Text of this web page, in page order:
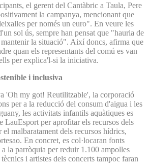
el gerent del Cantàbric a Taula, Pere
la campanya, mencionant que
per només un euro". En veure les
sol ús, sempre han pensat que "hauria de
la situació". Així doncs, afirma que
quan els representants del comú es van
per explica'l-si la iniciativa.
i inclusiva
'Oh my got! Reutilitzable', la corporació
per a la reducció del consum d'aigua i les
les activitats infantils aquàtiques es
LauEsport per aprofitar els recursos dels
el malbaratament dels recursos hídrics,
En concret, es col·locaran fonts
la parròquia per reduir 1.100 ampolles
i artistes dels concerts tampoc faran